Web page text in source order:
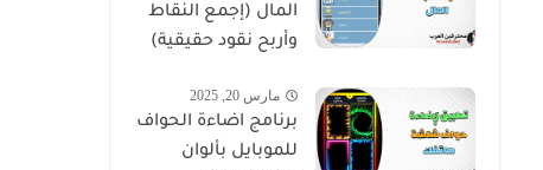
المال (إجمع النقاط
وأربح نقود حقيقية)
مارس 20, 2025
برنامج اضاءة الحواف
للموبايل بألوان